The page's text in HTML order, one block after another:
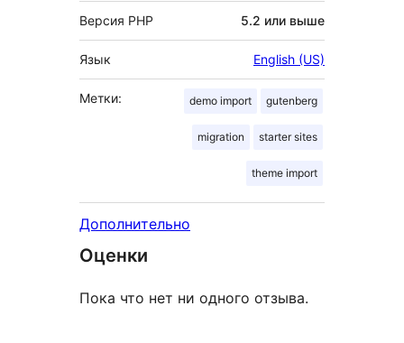
Версия PHP 5.2 или выше
Язык English (US)
Метки: demo import gutenberg
migration starter sites
theme import
Дополнительно
Оценки
Пока что нет ни одного отзыва.